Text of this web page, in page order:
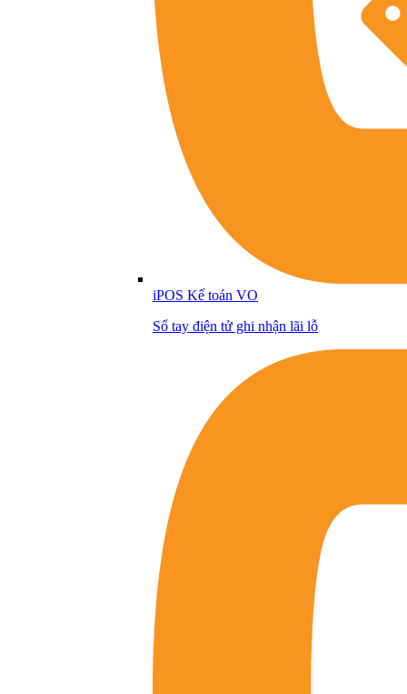
iPOS Kế toán VO
Sổ tay điện tử ghi nhận lãi lỗ